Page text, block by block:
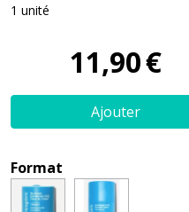
1 unité
11,90€
Ajouter
Format